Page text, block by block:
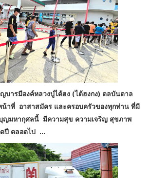
บารมีองค์หลวงปู่ไต้ฮง (ไต้ฮงกง) ดลบันดาล
น้าที่ อาสาสมัคร และครอบครัวของทุกท่าน ที่มี
ญมหากุศลนี้ มีความสุข ความเจริญ สุขภาพ
ปี ตลอดไป ...